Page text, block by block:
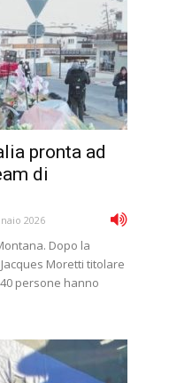
pronta ad
di
2026
Dopo la
Moretti titolare
persone hanno